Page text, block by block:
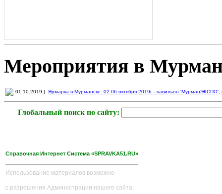
Мероприятия в
01.10.2019 | Ярмарка в Мурманске: 02-06 октября 2019г - павильон 'МурманЭКСПО',
Глобальный поиск по сайту:
Справочная Интернет Система «SPRAVKA51.RU»
Использование материалов возможно
с разрешения Администрации нашего сайта,